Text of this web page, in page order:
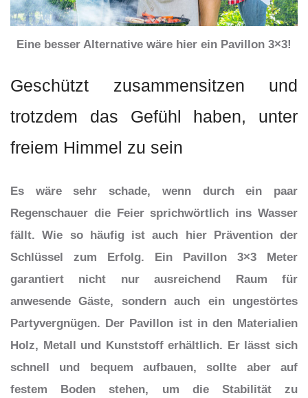
Eine besser Alternative wäre hier ein Pavillon 3×3!
Geschützt zusammensitzen und
trotzdem das Gefühl haben, unter
freiem Himmel zu sein
Es wäre sehr schade, wenn durch ein paar
Regenschauer die Feier sprichwörtlich ins Wasser
fällt. Wie so häufig ist auch hier Prävention der
Schlüssel zum Erfolg. Ein Pavillon 3×3 Meter
garantiert nicht nur ausreichend Raum für
anwesende Gäste, sondern auch ein ungestörtes
Partyvergnügen. Der Pavillon ist in den Materialien
Holz, Metall und Kunststoff erhältlich. Er lässt sich
schnell und bequem aufbauen, sollte aber auf
festem Boden stehen, um die Stabilität zu